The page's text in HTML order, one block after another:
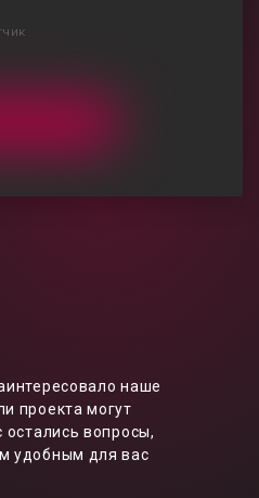
наше
проекта могут
остались вопросы,
удобным для вас